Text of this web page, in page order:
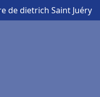
de dietrich Saint Juéry